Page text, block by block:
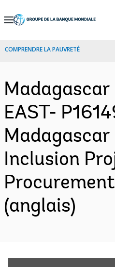
Skip
Navigation
COMPRENDRE LA PAUVRETÉ
Madagascar
EAST-
Madagascar
Inclusion
(anglais)